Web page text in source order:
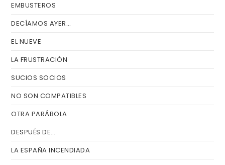
EMBUSTEROS
DECÍAMOS AYER…
EL NUEVE
LA FRUSTRACIÓN
SUCIOS SOCIOS
NO SON COMPATIBLES
OTRA PARÁBOLA
DESPUÉS DE…
LA ESPAÑA INCENDIADA